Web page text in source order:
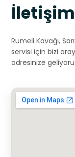
Rumeli Kavağı,
servisi için bizi
adresinize